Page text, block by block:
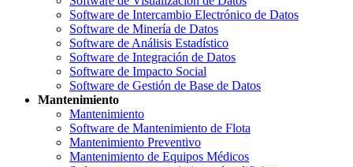
Software de Intercambio Electrónico de Datos
Software de Minería de Datos
Software de Análisis Estadístico
Software de Integración de Datos
Software de Impacto Social
Software de Gestión de Base de Datos
Mantenimiento
Mantenimiento
Software de Mantenimiento de Flota
Mantenimiento Preventivo
Mantenimiento de Equipos Médicos